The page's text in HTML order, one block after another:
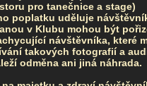
pro tanečnice a stage)
poplatku uděluje
v Klubu mohou být
návštěvníka, které
takových fotografií a
odměna ani jiná náhrada.